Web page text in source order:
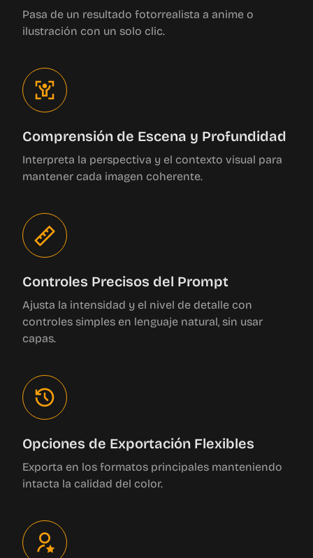
Pasa de un resultado fotorrealista a anime o
ilustración con un solo clic.
Comprensión de Escena y Profundidad
Interpreta la perspectiva y el contexto visual para
mantener cada imagen coherente.
Controles Precisos del Prompt
Ajusta la intensidad y el nivel de detalle con
controles simples en lenguaje natural, sin usar
capas.
Opciones de Exportación Flexibles
Exporta en los formatos principales manteniendo
intacta la calidad del color.